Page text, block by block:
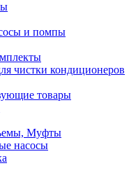
и помпы
чистки кондиционеров
товары
Муфты
насосы